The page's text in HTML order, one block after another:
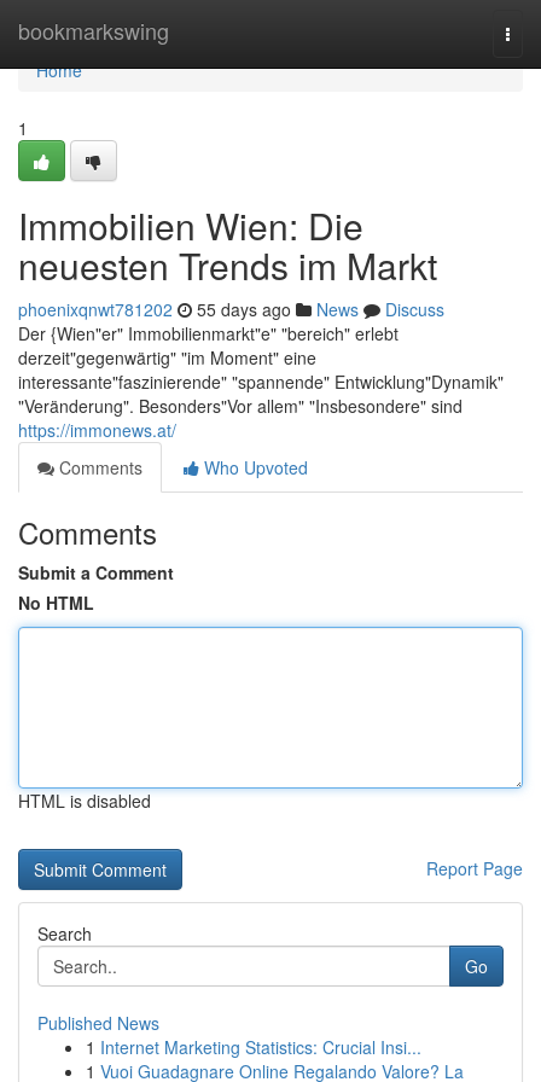
bookmarkswing
Home
Home
1
Immobilien Wien: Die
neuesten Trends im Markt
phoenixqnwt781202 55 days ago News
Discuss
Der {Wien"er" Immobilienmarkt"e" "bereich" erlebt
derzeit"gegenwärtig" "im Moment" eine
interessante"faszinierende" "spannende" Entwicklung"Dynamik"
"Veränderung". Besonders"Vor allem" "Insbesondere" sind
https://immonews.at/
Comments
Who Upvoted
Comments
Submit a Comment
No HTML
HTML is disabled
Report Page
Search
Go
Published News
1 Internet Marketing Statistics: Crucial Insi...
1 Vuoi Guadagnare Online Regalando Valore? La